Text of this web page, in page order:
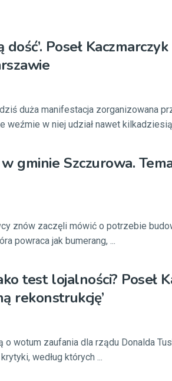
Poseł
duża manifestacja zorganizowana
weźmie w niej udział nawet
gminie Szczurowa.
znów zaczęli mówić o potrzebie
powraca jak bumerang, ...
test lojalności? Poseł
rekonstrukcję’
o wotum zaufania dla rządu Donalda
według których ...